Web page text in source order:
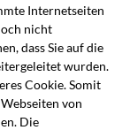
Internetseiten
nicht
dass Sie auf die
wurden.
Cookie. Somit
von
Die